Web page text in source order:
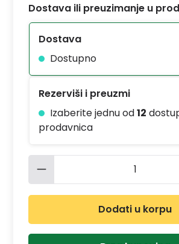
Dostava ili preuzimanje u
Dostava
Dostupno
Rezerviši i preuzmi
Izaberite jednu od12
prodavnica
Količina proizvoda:
Dodati u korpu